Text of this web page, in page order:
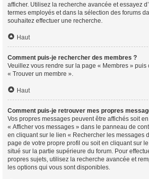
afficher. Utilisez la recherche avancée et essayez
termes employés et dans la sélection des forums
souhaitez effectuer une recherche.
Haut
Comment puis-je rechercher des membres ?
Veuillez vous rendre sur la page « Membres » puis
« Trouver un membre ».
Haut
Comment puis-je retrouver mes propres
Vos propres messages peuvent être affichés soit
« Afficher vos messages » dans le panneau de
en cliquant sur le lien « Rechercher les messages
page de votre propre profil ou soit en cliquant sur
situé sur la partie supérieure du forum. Pour
propres sujets, utilisez la recherche avancée et
les options qui vous sont disponibles.